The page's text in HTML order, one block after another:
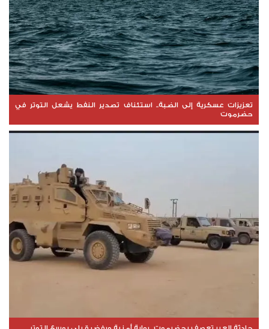
تعزيزات عسكرية إلى الضبة.. استئناف تصدير النفط يشعل التوتر في
حضرموت